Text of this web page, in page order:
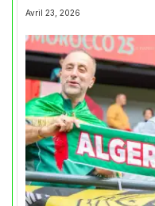
Avril 23, 2026